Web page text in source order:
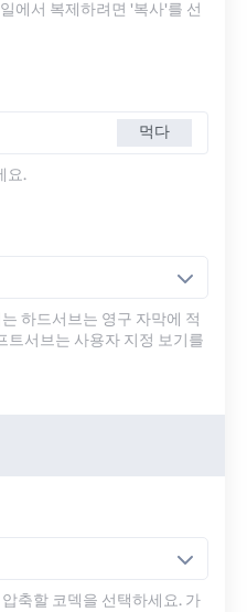
에서 복제하려면 '복사'를 선
먹다
요.
하드서브는 영구 자막에 적
트서브는 사용자 지정 보기를
축할 코덱을 선택하세요. 가